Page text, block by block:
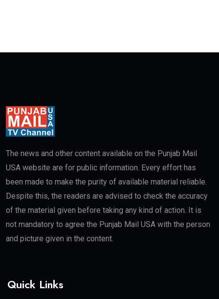
The news and other content available on the Punjab Mail
USA website are for public information. Every effort has
been made to make the purity of available material reliable.
Despite this, the readers are advised to check the accuracy
of the material given before taking any kind of action. It is
not mandatory to agree the Punjab Mail USA with the person
and picture given in the content.
Quick Links